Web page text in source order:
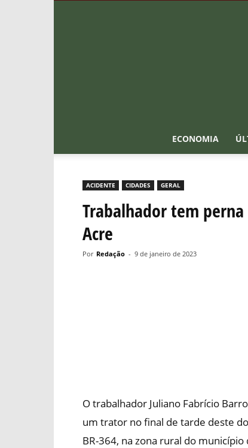
ECONOMIA
ACIDENTE CIDADES GERAL
Trabalhador tem
Acre
Por Redação - 9 de janeiro de 2023
O trabalhador Juliano Fabrício
um trator no final de tarde deste
BR-364, na zona rural do